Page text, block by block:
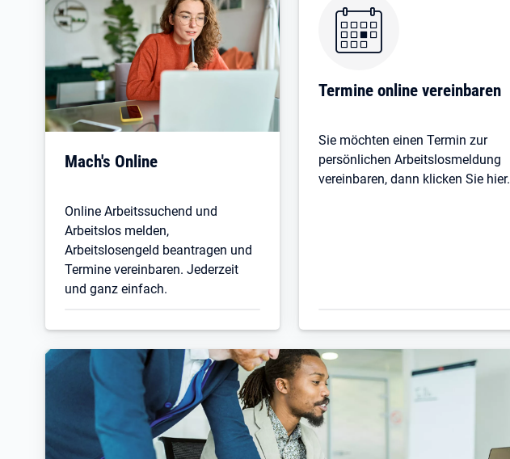
Mach's Online
Online Arbeitssuchend und
Arbeitslos melden,
Arbeitslosengeld beantragen und
Termine vereinbaren. Jederzeit
und ganz einfach.
Termine online vereinbaren
Sie möchten einen Termin zur
persönlichen Arbeitslosmeldung
vereinbaren, dann klicken Sie hier.